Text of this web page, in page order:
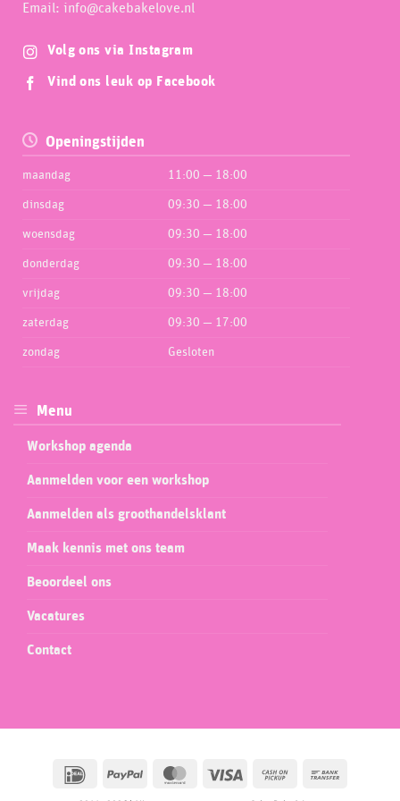
Email: info@cakebakelove.nl
Volg ons via Instagram
Vind ons leuk op Facebook
Openingstijden
maandag 11:00 — 18:00
dinsdag 09:30 — 18:00
woensdag 09:30 — 18:00
donderdag 09:30 — 18:00
vrijdag 09:30 — 18:00
zaterdag 09:30 — 17:00
zondag Gesloten
Menu
Workshop agenda
Aanmelden voor een workshop
Aanmelden als groothandelsklant
Maak kennis met ons team
Beoordeel ons
Vacatures
Contact
IDeal PayPal MasterCardVisa
Cash